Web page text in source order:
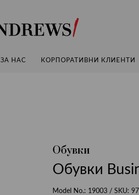
Andrews
ЗА НАС КОРПОРАТИВНИ КЛИЕНТИ
Обувки
Обувки
Model No.: 19003 / SKU: